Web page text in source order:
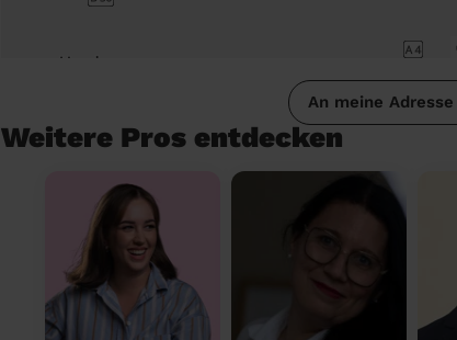
An meine
Weitere Pros entdecken